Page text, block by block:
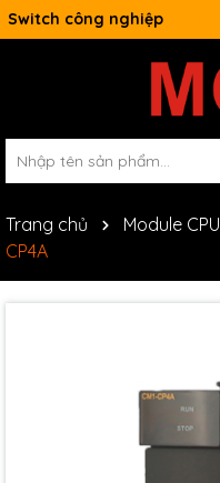
Switch công nghiệp
Trang chủ Module CPU
CP4A